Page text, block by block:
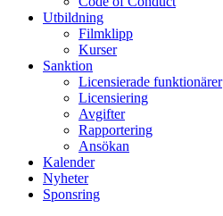
Utbildning
Filmklipp
Kurser
Sanktion
Licensierade funktionärer
Licensiering
Avgifter
Rapportering
Ansökan
Kalender
Nyheter
Sponsring